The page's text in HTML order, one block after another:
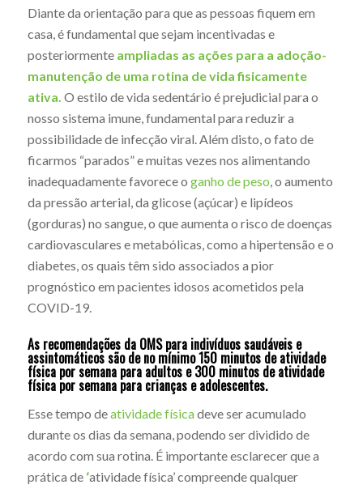
Diante da orientação para que as pessoas fiquem em
casa, é fundamental que sejam incentivadas e
posteriormente ampliadas as ações para a adoção-
manutenção de uma rotina de vida fisicamente
ativa. O estilo de vida sedentário é prejudicial para o
nosso sistema imune, fundamental para reduzir a
possibilidade de infecção viral. Além disto, o fato de
ficarmos “parados” e muitas vezes nos alimentando
inadequadamente favorece o ganho de peso , o aumento
da pressão arterial, da glicose (açúcar) e lipídeos
(gorduras) no sangue, o que aumenta o risco de doenças
cardiovasculares e metabólicas, como a hipertensão e o
diabetes, os quais têm sido associados a pior
prognóstico em pacientes idosos acometidos pela
COVID-19.
As recomendações da OMS para indivíduos saudáveis e
assintomáticos são de no mínimo 150 minutos de atividade
física por semana para adultos e 300 minutos de atividade
física por semana para crianças e adolescentes.
Esse tempo deatividade físicadeve ser acumulado
durante os dias da semana, podendo ser dividido de
acordo com sua rotina. É importante esclarecer que a
prática de ‘atividade física’ compreende qualquer